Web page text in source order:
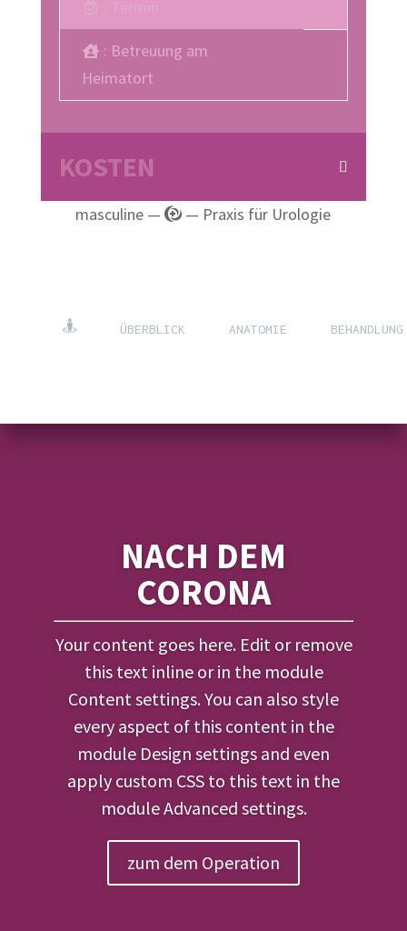
: Betreuung am
Heimatort
KOSTEN
masculine — — Praxis für Urologie
ÜBERBLICK ANATOMIE BEHANDLUNG
NACH DEM
CORONA
Your content goes here. Edit or remove
this text inline or in the module
Content settings. You can also style
every aspect of this content in the
module Design settings and even
apply custom CSS to this text in the
module Advanced settings.
zum dem Operation
(+49) 30 - 23 93 79 04.
kostenpflichtig. Wir
möchten Sie darauf
aufmerksam machen,